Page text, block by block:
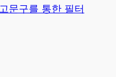
문구를 통한 필터